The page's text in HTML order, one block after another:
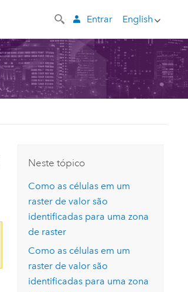
English
Entrar
Neste tópico
Como as células em um
raster de valor são
identificadas para uma zona
de raster
Como as células em um
raster de valor são
identificadas para uma zona